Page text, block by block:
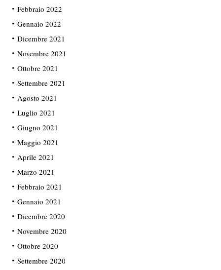
Febbraio 2022
Gennaio 2022
Dicembre 2021
Novembre 2021
Ottobre 2021
Settembre 2021
Agosto 2021
Luglio 2021
Giugno 2021
Maggio 2021
Aprile 2021
Marzo 2021
Febbraio 2021
Gennaio 2021
Dicembre 2020
Novembre 2020
Ottobre 2020
Settembre 2020